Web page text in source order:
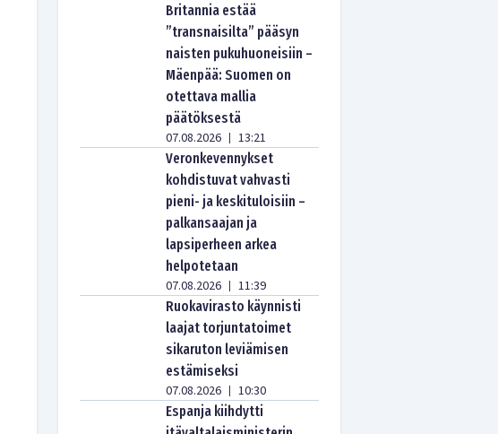
Britannia estää
”transnaisilta” pääsyn
naisten pukuhuoneisiin –
Mäenpää: Suomen on
otettava mallia
päätöksestä
07.08.2026 | 13:21
Veronkevennykset
kohdistuvat vahvasti
pieni- ja keskituloisiin –
palkansaajan ja
lapsiperheen arkea
helpotetaan
07.08.2026 | 11:39
Ruokavirasto käynnisti
laajat torjuntatoimet
sikaruton leviämisen
estämiseksi
07.08.2026 | 10:30
Espanja kiihdytti